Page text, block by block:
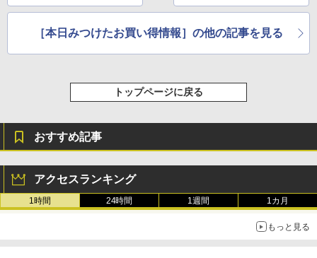
大32％OFFで購入可能
が20％OFF！
［本日みつけたお買い得情報］の他の記事を見る
トップページに戻る
おすすめ記事
アクセスランキング
1時間 24時間 1週間 1カ月
もっと見る